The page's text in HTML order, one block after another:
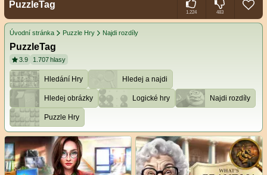
PuzzleTag
1.224 483
Úvodní stránka Puzzle Hry Najdi rozdíly
PuzzleTag
3.9 1.707 hlasy
Hledání Hry Hledej a najdi
Hledej obrázky Logické hry Najdi rozdíly
Puzzle Hry